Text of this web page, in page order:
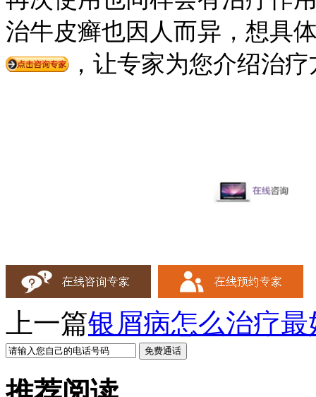
治牛皮癣也因人而异，想具
，让专家为您介绍治
上一篇银屑病怎么治疗最